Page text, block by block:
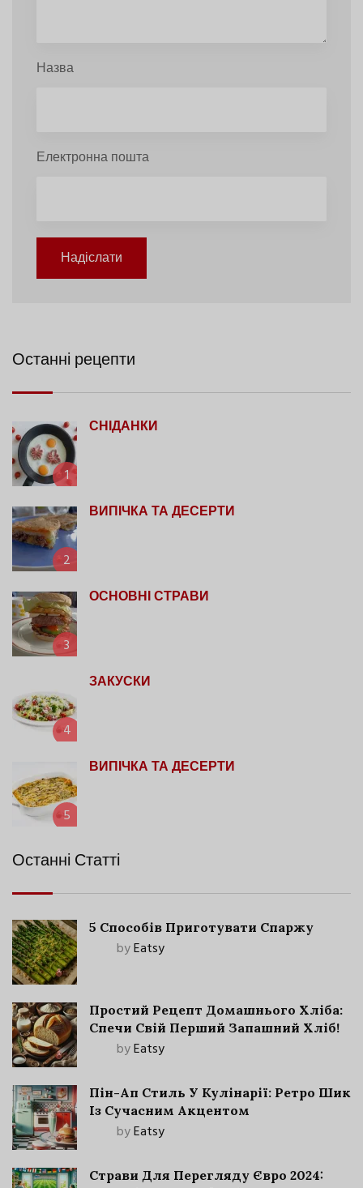
Назва
Електронна пошта
Надіслати
Останні рецепти
1
СНІДАНКИ
2
ВИПІЧКА ТА ДЕСЕРТИ
3
ОСНОВНІ СТРАВИ
4
ЗАКУСКИ
5
ВИПІЧКА ТА ДЕСЕРТИ
Останні Статті
5 Способів Приготувати Спаржу
byEatsy
Простий Рецепт Домашнього Хліба:
Спечи Свій Перший Запашний Хліб!
byEatsy
Пін-Ап Стиль У Кулінарії: Ретро Шик
Із Сучасним Акцентом
byEatsy
Страви Для Перегляду Євро 2024: